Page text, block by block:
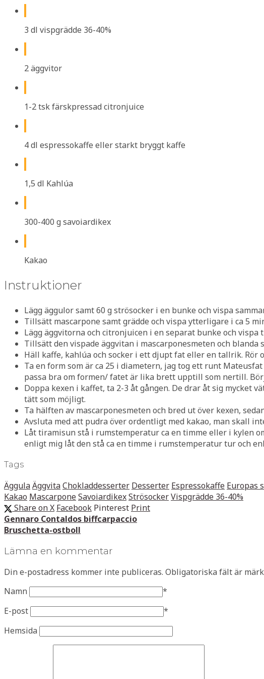
3 dl vispgrädde 36-40%
2 äggvitor
1-2 tsk färskpressad citronjuice
4 dl espressokaffe eller starkt bryggt kaffe
1,5 dl Kahlúa
300-400 g savoiardikex
Kakao
Instruktioner
Lägg äggulor samt 60 g strösocker i en bunke och vispa
Tillsätt mascarpone samt grädde och vispa ytterligare i ca 5
Lägg äggvitorna och citronjuicen i en separat bunke och
Tillsätt den vispade äggvitan i mascarponesmeten och
Häll kaffe, kahlúa och socker i ett djupt fat eller en tallrik. Rör
Ta en form som är ca 25 i diametern, jag tog ett runt
passa bra om formen/ fatet är lika brett upptill som nertill.
Doppa kexen i kaffet, ta 2-3 åt gången. De drar åt sig mycket
tätt som möjligt.
Ta hälften av mascarponesmeten och bred ut över kexen,
Avsluta med att pudra över ordentligt med kakao, man skall
Låt tiramisun stå i rumstemperatur ca en timme eller i kylen
enligt mig låt den stå ca en timme i rumstemperatur tur och
Tags
ÄggulaÄggvitaChokladdesserter Desserter Espressokaffe Europas
Kakao MascarponeSavoiardikexStrösockerVispgrädde 36-40%
Share on X Facebook Pinterest Print
Gennaro Contaldos biffcarpaccio
Bruschetta-ostboll
Lämna en kommentar
Din e-postadress kommer inte publiceras. Obligatoriska fält är
Namn
*
E-post
*
Hemsida